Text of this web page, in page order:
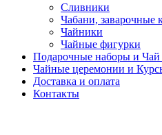
Сливники
Чабани, заварочные
Чайники
Чайные фигурки
Подарочные наборы и Чай
Чайные церемонии и
Доставка и оплата
Контакты